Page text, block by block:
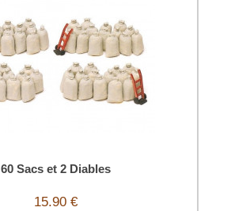
60 Sacs et 2 Diables
15.90 €